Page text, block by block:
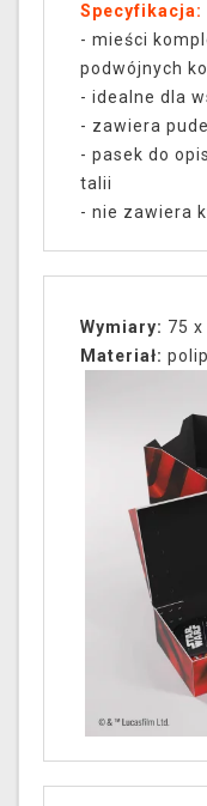
Specyfikacja:
- mieści
podwójnych
- idealne dla
- zawiera
- pasek do
talii
- nie zawiera
Wymiary: 75
Materiał: